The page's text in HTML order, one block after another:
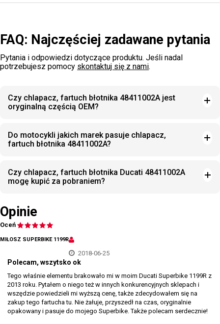
FAQ: Najczęściej zadawane pytania
Pytania i odpowiedzi dotyczące produktu. Jeśli nadal
potrzebujesz pomocy skontaktuj się z nami.
Czy chlapacz, fartuch błotnika 48411002A jest
oryginalną częścią OEM?
Do motocykli jakich marek pasuje chlapacz,
fartuch błotnika 48411002A?
Czy chlapacz, fartuch błotnika Ducati 48411002A
mogę kupić za pobraniem?
Opinie
Oceń
MIŁOSZ SUPERBIKE 1199R
2018-06-25
Polecam, wszytsko ok
Tego właśnie elementu brakowało mi w moim Ducati Superbike 1199R z
2013 roku. Pytałem o niego też w innych konkurencyjnych sklepach i
wszędzie powiedzieli mi wyższą cenę, także zdecydowałem się na
zakup tego fartucha tu. Nie żałuje, przyszedł na czas, oryginalnie
opakowany i pasuje do mojego Superbike. Także polecam serdecznie!